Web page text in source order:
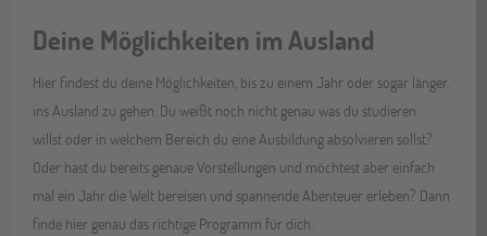
Deine Möglichkeiten im Ausland
Hier findest du deine Möglichkeiten, bis zu einem Jahr oder sogar länger,
ins Ausland zu gehen. Du weißt noch nicht genau was du studieren
willst oder in welchem Bereich du eine Ausbildung absolvieren sollst?
Oder hast du bereits genaue Vorstellungen und möchtest aber einfach
mal ein Jahr die Welt bereisen und spannende Abenteuer erleben? Dann
finde hier genau das richtige Programm für dich.